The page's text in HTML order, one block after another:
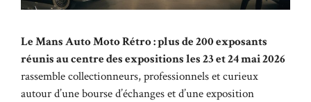
Le Mans Auto Moto Rétro : plus de 200 exposants
réunis au centre des expositions les 23 et 24 mai 2026
rassemble collectionneurs, professionnels et curieux
autour d’une bourse d’échanges et d’une exposition